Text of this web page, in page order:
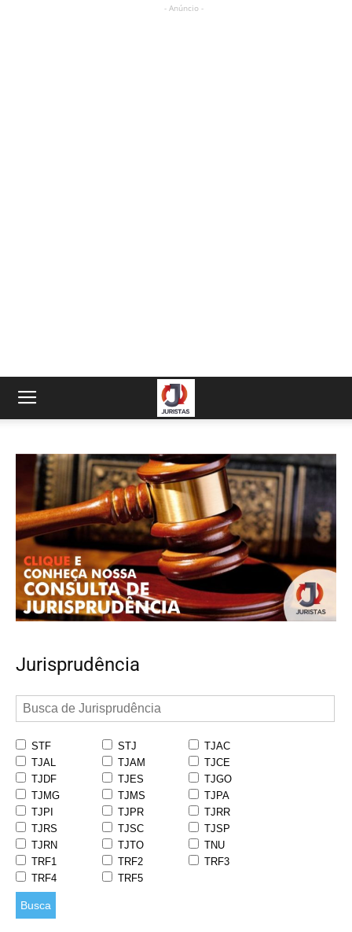
- Anúncio -
Jurisprudência
STF STJ
TJAC
TJAL
TJAM
TJCE
TJDF
TJES
TJGO
TJMG
TJMS
TJPA
TJPI
TJPR
TJRR
TJRS
TJSC
TJSP
TJRN
TJTO
TNU
TRF1
TRF2
TRF3
TRF4
TRF5
Busca